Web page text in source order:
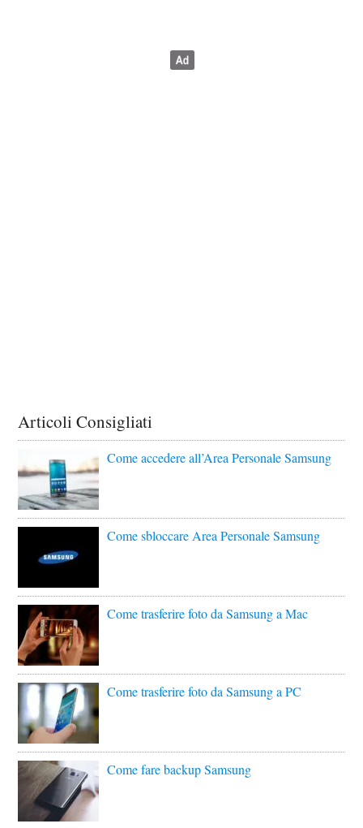
Articoli Consigliati
Come accedere all’Area Personale Samsung
Come sbloccare Area Personale Samsung
Come trasferire foto da Samsung a Mac
Come trasferire foto da Samsung a PC
Come fare backup Samsung